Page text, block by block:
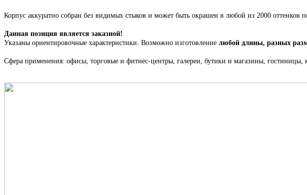
Корпус аккуратно собран без видимых стыков и может быть окрашен в любой из 2000 оттенков
Данная позиция является заказной!
Указаны ориентировочные характеристики. Возможно изготовление любой длины, разных
Сфера применения: офисы, торговые и фитнес-центры, галереи, бутики и магазины, гостиницы,